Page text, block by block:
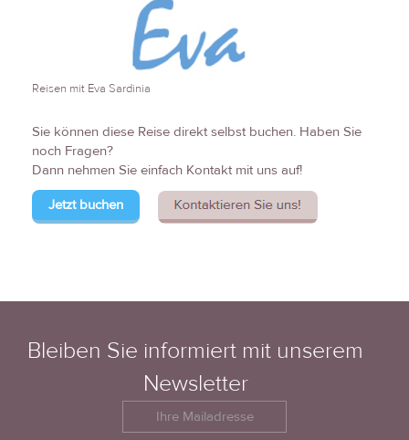
Reisen mit Eva Sardinia
Sie können diese Reise direkt selbst buchen. Haben Sie
noch Fragen?
Dann nehmen Sie einfach Kontakt mit uns auf!
Jetzt buchen
Bleiben Sie informiert mit unserem
Newsletter